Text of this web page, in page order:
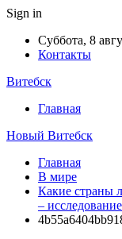
Sign in
Суббота, 8
Контакты
Витебск
Главная
Новый Витебск
Главная
В мире
Какие страны
– исследование